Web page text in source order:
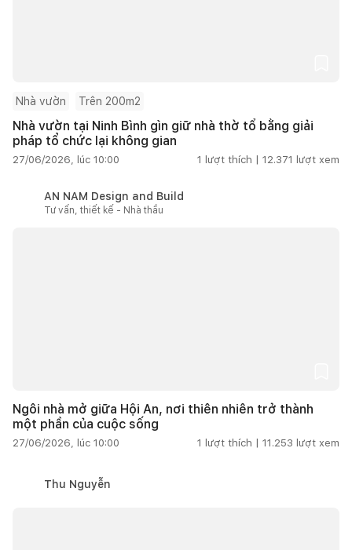
Nhà vườn Trên 200m2
Nhà vườn tại Ninh Bình gìn giữ nhà thờ tổ bằng giải
pháp tổ chức lại không gian
27/06/2026, lúc 10:00 1 lượt thích | 12.371 lượt xem
AN NAM Design and Build
Tư vấn, thiết kế - Nhà thầu
Ngôi nhà mở giữa Hội An, nơi thiên nhiên trở thành
một phần của cuộc sống
27/06/2026, lúc 10:00 1 lượt thích | 11.253 lượt xem
Thu Nguyễn